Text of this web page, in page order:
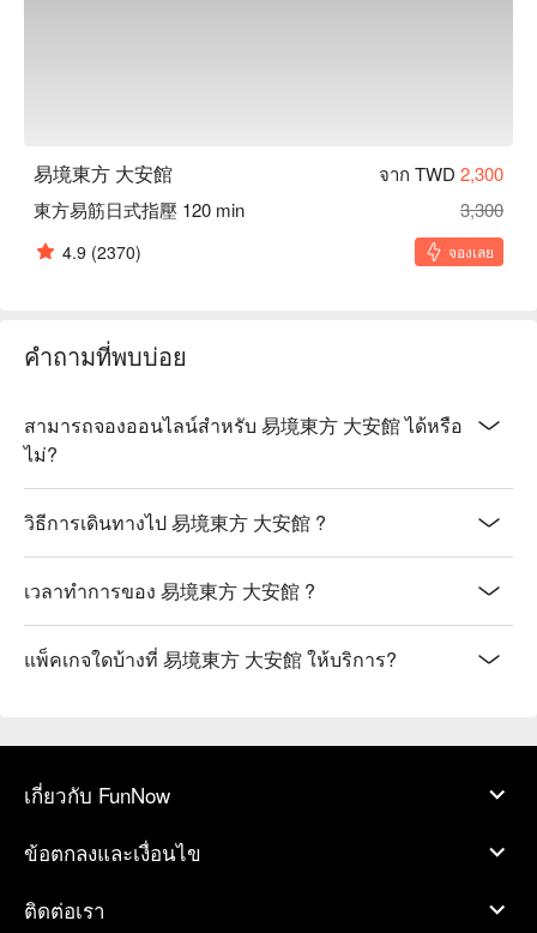
易境東方 大安館 จาก TWD 2,300
東方易筋日式指壓 120 min
3,300
4.9 (2370) จองเลย
คำถามที่พบบ่อย
สามารถจองออนไลน์สำหรับ 易境東方 大安館 ได้หรือ
ไม่?
วิธีการเดินทางไป 易境東方 大安館 ?
เวลาทำการของ 易境東方 大安館 ?
แพ็คเกจใดบ้างที่ 易境東方 大安館 ให้บริการ?
เกี่ยวกับ FunNow
ข้อตกลงและเงื่อนไข
ติดต่อเรา